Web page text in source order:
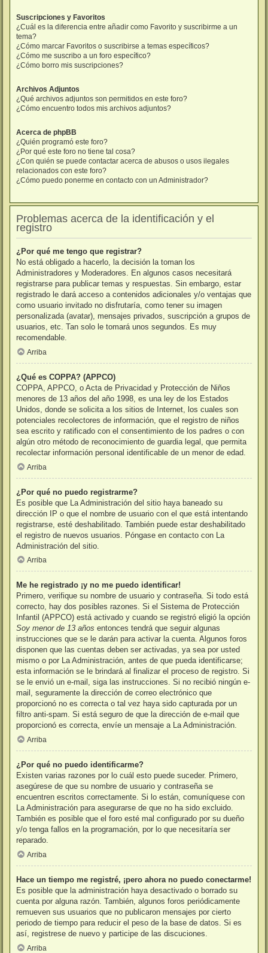
Suscripciones y Favoritos
¿Cuál es la diferencia entre añadir como Favorito y suscribirme a un
tema?
¿Cómo marcar Favoritos o suscribirse a temas específicos?
¿Cómo me suscribo a un foro específico?
¿Cómo borro mis suscripciones?
Archivos Adjuntos
¿Qué archivos adjuntos son permitidos en este foro?
¿Cómo encuentro todos mis archivos adjuntos?
Acerca de phpBB
¿Quién programó este foro?
¿Por qué este foro no tiene tal cosa?
¿Con quién se puede contactar acerca de abusos o usos ilegales
relacionados con este foro?
¿Cómo puedo ponerme en contacto con un Administrador?
Problemas acerca de la identificación y el
registro
¿Por qué me tengo que registrar?
No está obligado a hacerlo, la decisión la toman los
Administradores y Moderadores. En algunos casos necesitará
registrarse para publicar temas y respuestas. Sin embargo, estar
registrado le dará acceso a contenidos adicionales y/o ventajas que
como usuario invitado no disfrutaría, como tener su imagen
personalizada (avatar), mensajes privados, suscripción a grupos de
usuarios, etc. Tan solo le tomará unos segundos. Es muy
recomendable.
Arriba
¿Qué es COPPA? (APPCO)
COPPA, APPCO, o Acta de Privacidad y Protección de Niños
menores de 13 años del año 1998, es una ley de los Estados
Unidos, donde se solicita a los sitios de Internet, los cuales son
potenciales recolectores de información, que el registro de niños
sea escrito y ratificado con el consentimiento de los padres o con
algún otro método de reconocimiento de guardia legal, que permita
recolectar información personal identificable de un menor de edad.
Arriba
¿Por qué no puedo registrarme?
Es posible que La Administración del sitio haya baneado su
dirección IP o que el nombre de usuario con el que está intentando
registrarse, esté deshabilitado. También puede estar deshabilitado
el registro de nuevos usuarios. Póngase en contacto con La
Administración del sitio.
Arriba
Me he registrado ¡y no me puedo identificar!
Primero, verifique su nombre de usuario y contraseña. Si todo está
correcto, hay dos posibles razones. Si el Sistema de Protección
Infantil (APPCO) está activado y cuando se registró eligió la opción
Soy menor de 13 años entonces tendrá que seguir algunas
instrucciones que se le darán para activar la cuenta. Algunos foros
disponen que las cuentas deben ser activadas, ya sea por usted
mismo o por La Administración, antes de que pueda identificarse;
esta información se le brindará al finalizar el proceso de registro. Si
se le envió un e-mail, siga las instrucciones. Si no recibió ningún e-
mail, seguramente la dirección de correo electrónico que
proporcionó no es correcta o tal vez haya sido capturada por un
filtro anti-spam. Si está seguro de que la dirección de e-mail que
proporcionó es correcta, envíe un mensaje a La Administración.
Arriba
¿Por qué no puedo identificarme?
Existen varias razones por lo cuál esto puede suceder. Primero,
asegúrese de que su nombre de usuario y contraseña se
encuentren escritos correctamente. Si lo están, comuníquese con
La Administración para asegurarse de que no ha sido excluido.
También es posible que el foro esté mal configurado por su dueño
y/o tenga fallos en la programación, por lo que necesitaría ser
reparado.
Arriba
Hace un tiempo me registré, ¡pero ahora no puedo conectarme!
Es posible que la administración haya desactivado o borrado su
cuenta por alguna razón. También, algunos foros periódicamente
remueven sus usuarios que no publicaron mensajes por cierto
periodo de tiempo para reducir el peso de la base de datos. Si es
así, registrese de nuevo y participe de las discuciones.
Arriba